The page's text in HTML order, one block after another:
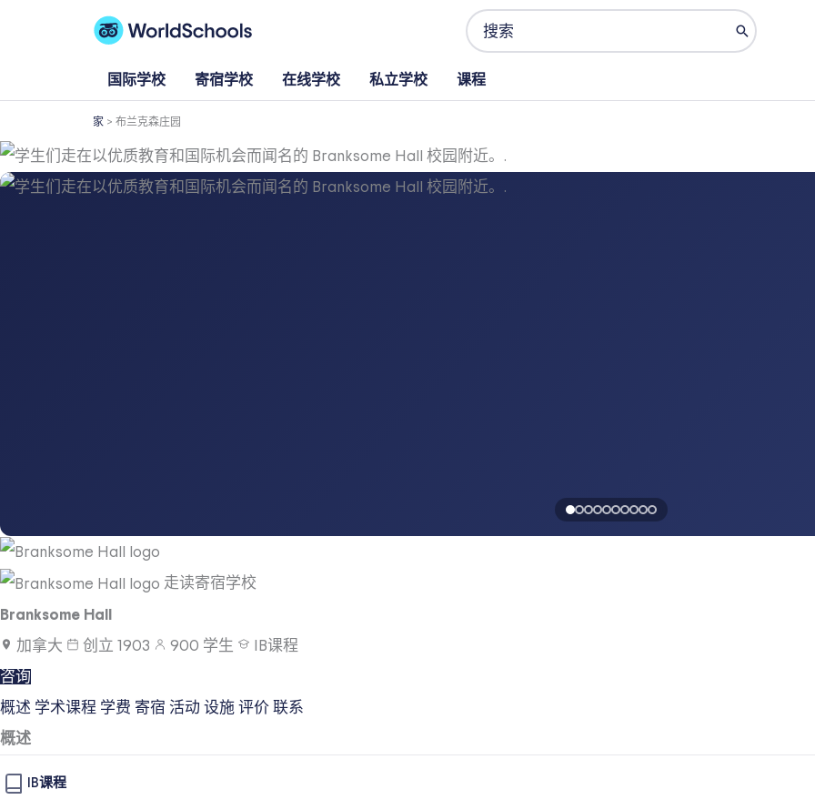
Search
for:
国际学校 寄宿学校 在线学校 私立学校 课程
家 > 布兰克森庄园
走读寄宿学校
Branksome Hall
加拿大
创立 1903 900 学生
IB课程
咨询
概述 学术课程 学费 寄宿 活动 设施 评价 联系
概述
IB课程